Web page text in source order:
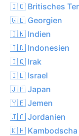
🇮🇴 Britisches
🇬🇪 Georgien
🇮🇳 Indien
🇮🇩 Indonesien
🇮🇶 Irak
🇮🇱 Israel
🇯🇵 Japan
🇾🇪 Jemen
🇯🇴 Jordanien
🇰🇭 Kambodscha